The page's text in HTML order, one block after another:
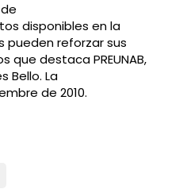
disponibles en la
pueden reforzar sus
que destaca PREUNAB,
Bello. La
de 2010.